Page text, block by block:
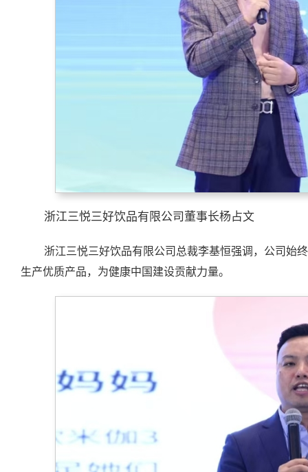
浙江三悦三好饮品有限公司董事长杨占文
浙江三悦三好饮品有限公司总裁李基恒强调，公司始
生产优质产品，为健康中国建设贡献力量。